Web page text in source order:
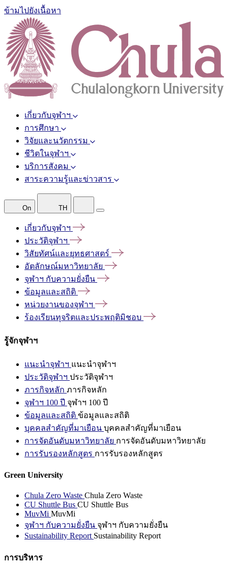
ข้ามไปยังเนื้อหา
เกี่ยวกับจุฬาฯ
การศึกษา
วิจัยและนวัตกรรม
ชีวิตในจุฬาฯ
บริการสังคม
สาระความรู้และข่าวสาร
On TH
เกี่ยวกับจุฬาฯ
ประวัติจุฬาฯ
วิสัยทัศน์และยุทธศาสตร์
อัตลักษณ์มหาวิทยาลัย
จุฬาฯ กับความยั่งยืน
ข้อมูลและสถิติ
หน่วยงานของจุฬาฯ
ร้องเรียนทุจริตและประพฤติมิชอบ
รู้จักจุฬาฯ
แนะนำจุฬาฯ แนะนำจุฬาฯ
ประวัติจุฬาฯ ประวัติจุฬาฯ
ภารกิจหลัก ภารกิจหลัก
จุฬาฯ 100 ปี จุฬาฯ 100 ปี
ข้อมูลและสถิติ ข้อมูลและสถิติ
บุคคลสำคัญที่มาเยือน บุคคลสำคัญที่มาเยือน
การจัดอันดับมหาวิทยาลัย การจัดอันดับมหาวิทยาลัย
การรับรองหลักสูตร การรับรองหลักสูตร
Green University
Chula Zero Waste Chula Zero Waste
CU Shuttle Bus CU Shuttle Bus
MuvMi MuvMi
จุฬาฯ กับความยั่งยืน จุฬาฯ กับความยั่งยืน
Sustainability Report Sustainability Report
การบริหาร